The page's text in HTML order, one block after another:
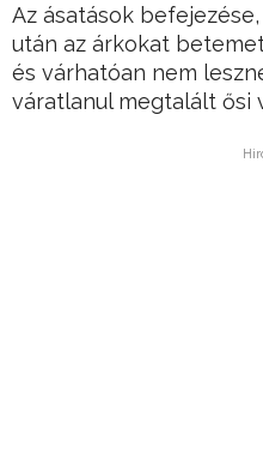
Az ásatások
után az árkokat
és várhatóan nem
váratlanul megtalált ősi